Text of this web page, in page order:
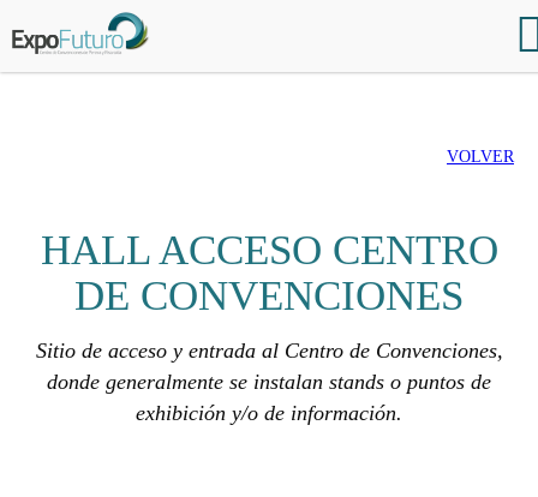
VOLVER
HALL ACCESO CENTRO
DE CONVENCIONES
Sitio de acceso y entrada al Centro de Convenciones,
donde generalmente se instalan stands o puntos de
exhibición y/o de información.